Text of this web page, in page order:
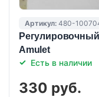
Артикул: 480-
Amulet
Есть в наличии
330 руб.